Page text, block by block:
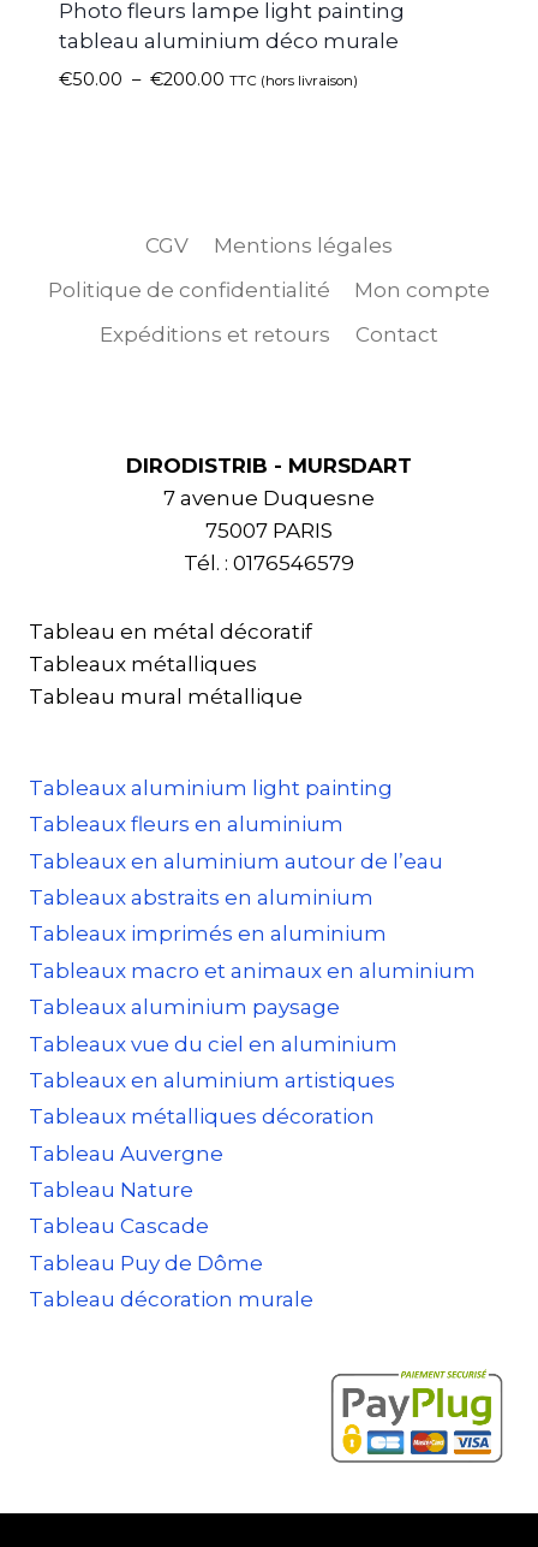
Photo fleurs lampe light painting
tableau aluminium déco murale
€50.00 – €200.00 TTC (hors livraison)
CGV
Mentions légales
Politique de confidentialité
Mon compte
Expéditions et retours
Contact
DIRODISTRIB - MURSDART
7 avenue Duquesne
75007 PARIS
Tél. : 0176546579
Tableau en métal décoratif
Tableaux métalliques
Tableau mural métallique
Tableaux aluminium light painting
Tableaux fleurs en aluminium
Tableaux en aluminium autour de l’eau
Tableaux abstraits en aluminium
Tableaux imprimés en aluminium
Tableaux macro et animaux en aluminium
Tableaux aluminium paysage
Tableaux vue du ciel en aluminium
Tableaux en aluminium artistiques
Tableaux métalliques décoration
Tableau Auvergne
Tableau Nature
Tableau Cascade
Tableau Puy de Dôme
Tableau décoration murale